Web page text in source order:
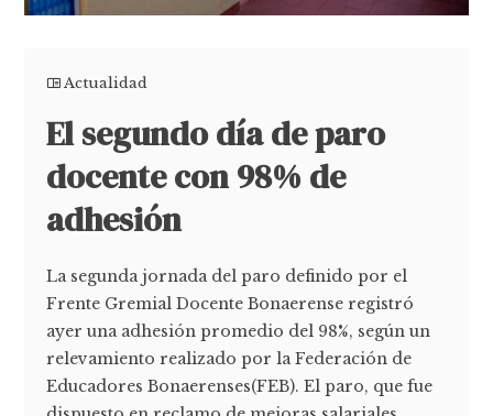
Actualidad
El segundo día de paro
docente con 98% de
adhesión
La segunda jornada del paro definido por el
Frente Gremial Docente Bonaerense registró
ayer una adhesión promedio del 98%, según un
relevamiento realizado por la Federación de
Educadores Bonaerenses(FEB). El paro, que fue